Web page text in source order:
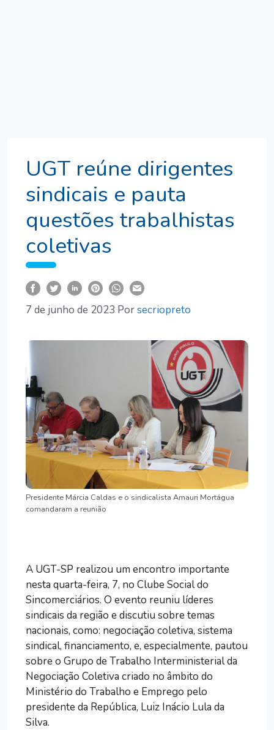
UGT reúne dirigentes
sindicais e pauta
questões trabalhistas
coletivas
7 de junho de 2023 Porsecriopreto
Presidente Márcia Caldas e o sindicalista Amauri Mortágua
comandaram a reunião
A UGT-SP realizou um encontro importante
nesta quarta-feira, 7, no Clube Social do
Sincomerciários. O evento reuniu líderes
sindicais da região e discutiu sobre temas
nacionais, como: negociação coletiva, sistema
sindical, financiamento, e, especialmente, pautou
sobre o Grupo de Trabalho Interministerial da
Negociação Coletiva criado no âmbito do
Ministério do Trabalho e Emprego pelo
presidente da República, Luiz Inácio Lula da
Silva.